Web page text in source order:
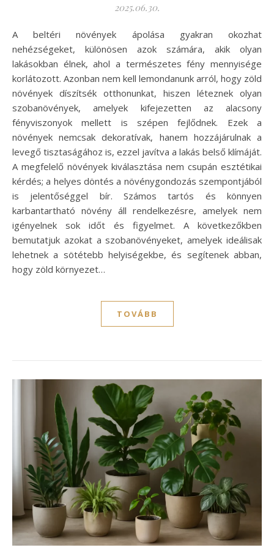
2025.06.30.
A beltéri növények ápolása gyakran okozhat
nehézségeket, különösen azok számára, akik olyan
lakásokban élnek, ahol a természetes fény mennyisége
korlátozott. Azonban nem kell lemondanunk arról, hogy zöld
növények díszítsék otthonunkat, hiszen léteznek olyan
szobanövények, amelyek kifejezetten az alacsony
fényviszonyok mellett is szépen fejlődnek. Ezek a
növények nemcsak dekoratívak, hanem hozzájárulnak a
levegő tisztaságához is, ezzel javítva a lakás belső klímáját.
A megfelelő növények kiválasztása nem csupán esztétikai
kérdés; a helyes döntés a növénygondozás szempontjából
is jelentőséggel bír. Számos tartós és könnyen
karbantartható növény áll rendelkezésre, amelyek nem
igényelnek sok időt és figyelmet. A következőkben
bemutatjuk azokat a szobanövényeket, amelyek ideálisak
lehetnek a sötétebb helyiségekbe, és segítenek abban,
hogy zöld környezet…
TOVÁBB